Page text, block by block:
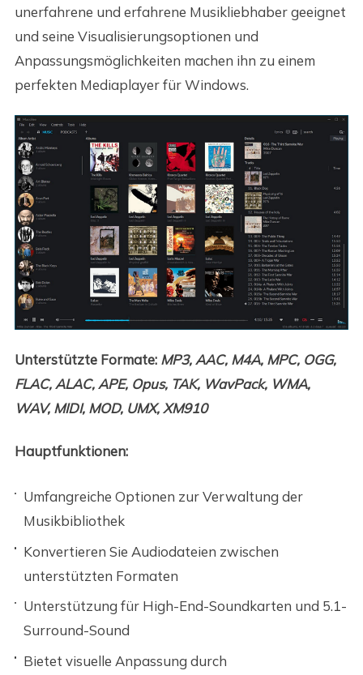
unerfahrene und erfahrene Musikliebhaber geeignet
und seine Visualisierungsoptionen und
Anpassungsmöglichkeiten machen ihn zu einem
perfekten Mediaplayer für Windows.
Unterstützte Formate: MP3, AAC, M4A, MPC, OGG,
FLAC, ALAC, APE, Opus, TAK, WavPack, WMA,
WAV, MIDI, MOD, UMX, XM910
Hauptfunktionen:
Umfangreiche Optionen zur Verwaltung der
Musikbibliothek
Konvertieren Sie Audiodateien zwischen
unterstützten Formaten
Unterstützung für High-End-Soundkarten und 5.1-
Surround-Sound
Bietet visuelle Anpassung durch